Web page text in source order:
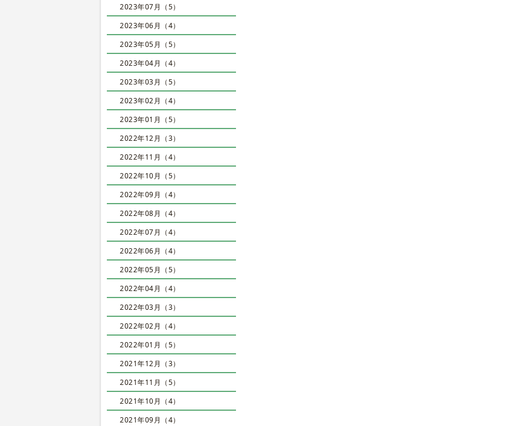
2023年07月（5）
2023年06月（4）
2023年05月（5）
2023年04月（4）
2023年03月（5）
2023年02月（4）
2023年01月（5）
2022年12月（3）
2022年11月（4）
2022年10月（5）
2022年09月（4）
2022年08月（4）
2022年07月（4）
2022年06月（4）
2022年05月（5）
2022年04月（4）
2022年03月（3）
2022年02月（4）
2022年01月（5）
2021年12月（3）
2021年11月（5）
2021年10月（4）
2021年09月（4）